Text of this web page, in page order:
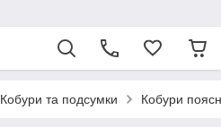
Кобури та подсумки Кобури